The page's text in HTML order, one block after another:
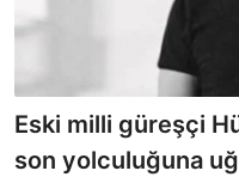
Eski milli güreşçi
son yolculuğuna